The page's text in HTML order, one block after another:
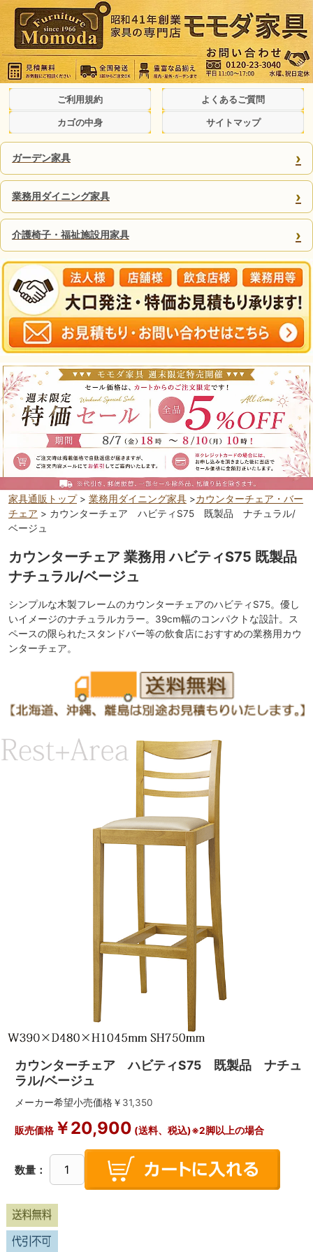
ご利用規約 よくあるご質問
カゴの中身 サイトマップ
ガーデン家具 ›
業務用ダイニング家具 ›
介護椅子・福祉施設用家具 ›
家具通販トップ> 業務用ダイニング家具 >カウンターチェア・バー
チェア > カウンターチェア ハビティS75 既製品 ナチュラル/
ベージュ
カウンターチェア 業務用 ハビティS75 既製品
ナチュラル/ベージュ
シンプルな木製フレームのカウンターチェアのハビティS75。優し
いイメージのナチュラルカラー。39cm幅のコンパクトな設計。ス
ペースの限られたスタンドバー等の飲食店におすすめの業務用カウ
ンターチェア。
カウンターチェア ハビティS75 既製品 ナチュ
ラル/ベージュ
メーカー希望小売価格￥ 31,350
販売価格￥20,900 (送料、税込)※2脚以上の場合
数量：